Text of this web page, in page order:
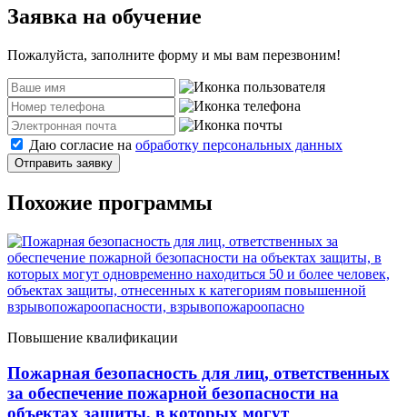
Заявка на обучение
Пожалуйста, заполните форму и мы вам перезвоним!
Даю согласие на обработку персональных данных
Отправить заявку
Похожие программы
Повышение квалификации
Пожарная безопасность для лиц, ответственных
за обеспечение пожарной безопасности на
объектах защиты, в которых могут